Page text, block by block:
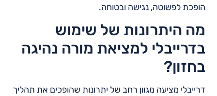
הופכת לפשוטה, נגישה ובטוחה.
מה היתרונות של שימוש
בדרייבלי למציאת מורה נהיגה
בחזון?
דרייבלי מציעה מגוון רחב של יתרונות שהופכים את תהליך